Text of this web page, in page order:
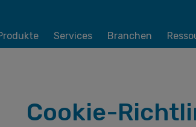
Services Branchen
Cookie-